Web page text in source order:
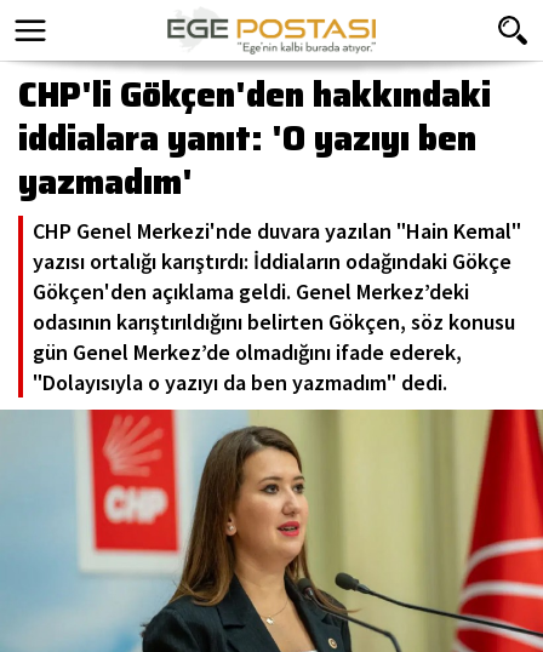
CHP'li Gökçen'den hakkındaki
iddialara yanıt: 'O yazıyı ben
yazmadım'
CHP Genel Merkezi'nde duvara yazılan "Hain Kemal"
yazısı ortalığı karıştırdı: İddiaların odağındaki Gökçe
Gökçen'den açıklama geldi. Genel Merkez’deki
odasının karıştırıldığını belirten Gökçen, söz konusu
gün Genel Merkez’de olmadığını ifade ederek,
"Dolayısıyla o yazıyı da ben yazmadım" dedi.